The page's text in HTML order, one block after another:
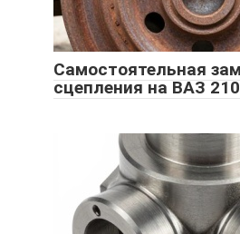
Самостоятельная
сцепления на ВАЗ